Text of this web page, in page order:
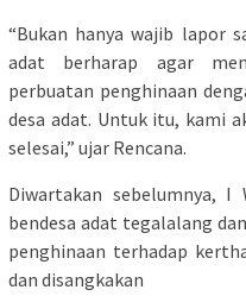
“Bukan hanya wajib lapor
adat berharap agar
perbuatan penghinaan
desa adat. Untuk itu, kami
selesai,” ujar Rencana.
Diwartakan sebelumnya, I
bendesa adat tegalalang
penghinaan terhadap
dan disangkakan